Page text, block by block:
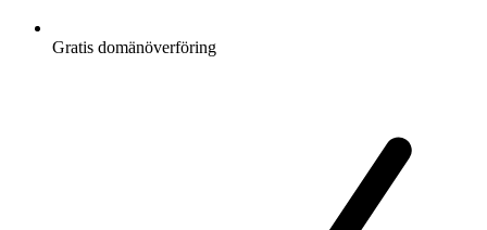
Gratis domänöverföring